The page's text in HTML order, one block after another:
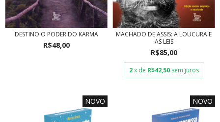
DESTINO O PODER DO KARMA
R$48,00
MACHADO DE ASSIS: A LOUCURA E
AS LEIS
R$85,00
2 x de R$42,50 sem juros
NOVO NOVO